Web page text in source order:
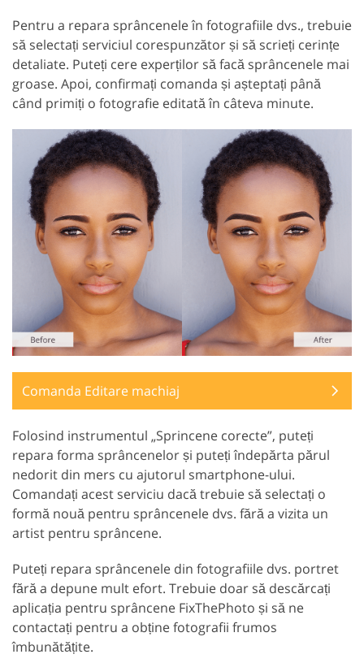
Pentru a repara sprâncenele în fotografiile dvs., trebuie
să selectați serviciul corespunzător și să scrieți cerințe
detaliate. Puteți cere experților să facă sprâncenele mai
groase. Apoi, confirmați comanda și așteptați până
când primiți o fotografie editată în câteva minute.
Comanda Editare machiaj
Folosind instrumentul „Sprincene corecte”, puteți
repara forma sprâncenelor și puteți îndepărta părul
nedorit din mers cu ajutorul smartphone-ului.
Comandați acest serviciu dacă trebuie să selectați o
formă nouă pentru sprâncenele dvs. fără a vizita un
artist pentru sprâncene.
Puteți repara sprâncenele din fotografiile dvs. portret
fără a depune mult efort. Trebuie doar să descărcați
aplicația pentru sprâncene FixThePhoto și să ne
contactați pentru a obține fotografii frumos
îmbunătățite.